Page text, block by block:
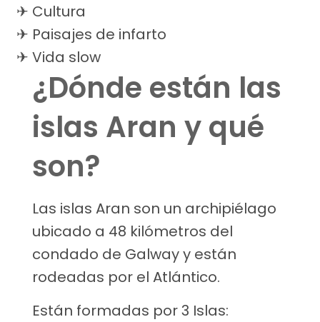
Cultura
Paisajes de infarto
Vida slow
¿Dónde están las
islas Aran y qué
son?
Las islas Aran son un archipiélago
ubicado a 48 kilómetros del
condado de Galway y están
rodeadas por el Atlántico.
Están formadas por 3 Islas: